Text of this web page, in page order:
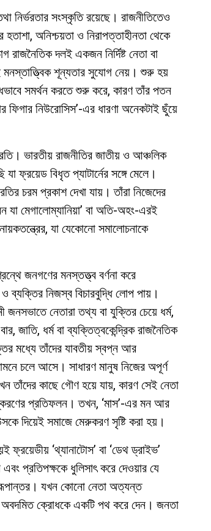
নির্ভরতার সংস্কৃতি রয়েছে। রাজনীতিতেও
হতাশা, অনিশ্চয়তা ও নিরাপত্তাহীনতা থেকে
দলই একজন নির্দিষ্ট নেতা বা
মনস্তাত্ত্বিক শূন্যতার সুযোগ নেয়। শুরু হয়
সমর্থন করতে শুরু করে, কারণ তাঁর পতন
ফিগার নিউরোসিস’-এর ধারণা অনেকটাই ছুঁয়ে
ভারতীয় রাজনীতির জাতীয় ও আঞ্চলিক
ফ্রয়েড বিধৃত প্যাটার্নের সঙ্গে মেলে।
চরম প্রকাশ দেখা যায়। তাঁরা নিজেদের
যা মেগালোম্যানিয়া’ বা অতি-অহং-এরই
যা যেকোনো সমালোচনাকে
জনগণের মনস্তত্ত্ব বর্ণনা করে
ব্যক্তির নিজস্ব বিচারবুদ্ধি লোপ পায়।
জনসভাতে নেতারা তথ্য বা যুক্তির চেয়ে ধর্ম,
জাতি, ধর্ম বা ব্যক্তিত্বকেন্দ্রিক রাজনৈতিক
মধ্যে তাঁদের যাবতীয় স্বপ্ন আর
চলে আসে। সাধারণ মানুষ নিজের অপূর্ণ
তাঁদের কাছে গৌণ হয়ে যায়, কারণ সেই নেতা
প্রতিফলন। তখন, ‘মাস’-এর মন আর
দিয়েই সমাজে মেরুকরণ সৃষ্টি করা হয়।
‘থ্যানাটোস’ বা ‘ডেথ ড্রাইভ’
প্রতিপক্ষকে ধুলিসাৎ করে দেওয়ার যে
রূপান্তর। যখন কোনো নেতা অত্যন্ত
ক্রোধকে একটি পথ করে দেন। জনতা